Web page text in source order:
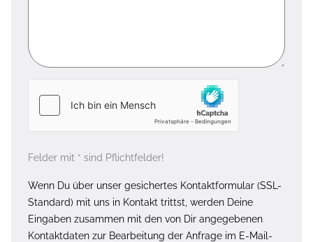
Felder mit * sind Pflichtfelder!
Wenn Du über unser gesichertes Kontaktformular (SSL-
Standard) mit uns in Kontakt trittst, werden Deine
Eingaben zusammen mit den von Dir angegebenen
Kontaktdaten zur Bearbeitung der Anfrage im E-Mail-